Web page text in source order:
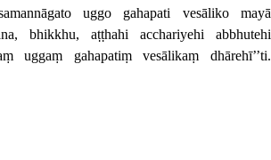
uggo gahapati vesāliko mayā
bhikkhu, aṭṭhahi acchariyehi abbhutehi
uggaṃ gahapatiṃ vesālikaṃ dhārehī’’ti.